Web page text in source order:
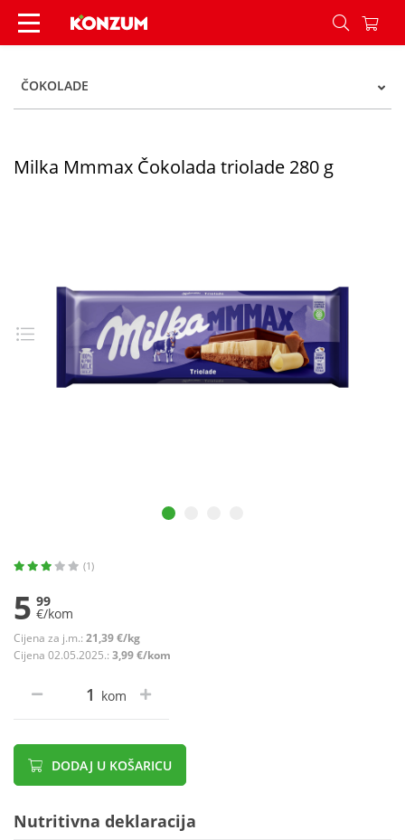
Milka čokolada triolade 280 g - Konzum
ČOKOLADE
Milka Mmmax Čokolada triolade 280 g
(1)
5 99
€/kom
Cijena za j.m.: 21,39 €/kg
Cijena 02.05.2025.: 3,99 €/kom
kom
DODAJ U KOŠARICU
Nutritivna deklaracija